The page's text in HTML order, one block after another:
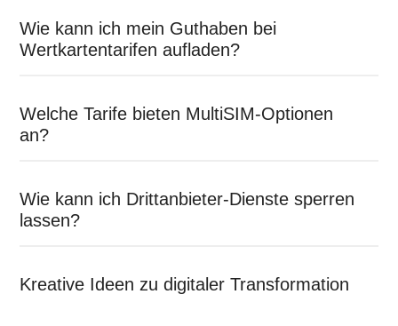
Wie kann ich mein Guthaben bei
Wertkartentarifen aufladen?
Welche Tarife bieten MultiSIM-Optionen
an?
Wie kann ich Drittanbieter-Dienste sperren
lassen?
Kreative Ideen zu digitaler Transformation